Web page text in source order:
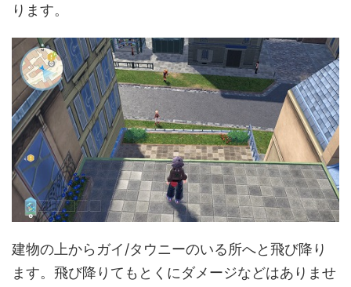
ります。
建物の上からガイ/タウニーのいる所へと飛び降り
ます。飛び降りてもとくにダメージなどはありませ